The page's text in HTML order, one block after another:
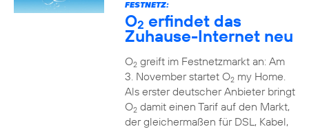
FESTNETZ:
O2 erfindet das
Zuhause-Internet neu
O2greift im Festnetzmarkt an: Am
3. November startet O2my Home.
Als erster deutscher Anbieter bringt
O2damit einen Tarif auf den Markt,
der gleichermaßen für DSL, Kabel,